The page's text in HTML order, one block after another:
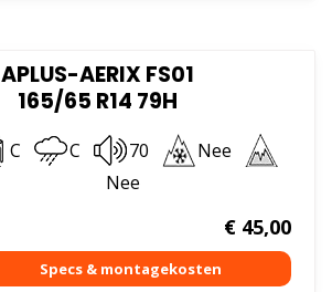
APLUS-AERIX FS01
165/65 R14 79H
C C 70
Nee
Nee
€45,00